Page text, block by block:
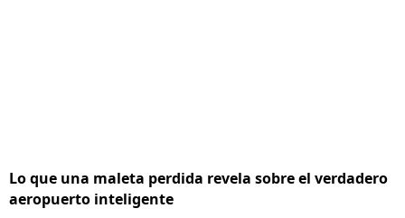
Lo que una maleta perdida revela sobre el verdadero
aeropuerto inteligente